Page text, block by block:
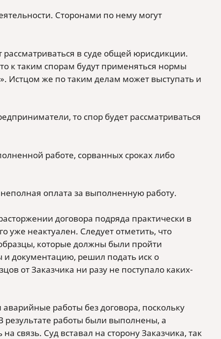
Сторонами по нему могут
рассматриваться в суде общей юрисдикции.
к таким спорам будут применяться нормы
Истцом же по таким делам может выступать и
то спор будет рассматриваться
работе, сорванных сроках либо
оплата за выполненную работу.
договора подряда практически в
уже неактуален. Следует отметить, что
которые должны были пройти
и документацию, решил подать иск о
от Заказчика ни разу не поступало каких-
работы без договора, поскольку
результате работы были выполнены, а
связь. Суд вставал на сторону Заказчика, так